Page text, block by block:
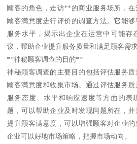
顾客的角色，走访**的商业服务场所，
顾客满意度进行评价的调查方法。它能
服务水平，揭示出企业在运营中可能存
议，帮助企业提升服务质量和满足顾客需求
**神秘顾客调查的目的**
神秘顾客调查的主要目的包括评估服务
顾客满意度和收集市场。通过评估服务
服务态度、水平和响应速度等方面的表
题，可以帮助企业及时发现问题所在，
提升顾客满意度，可以增强顾客对企业的
企业可以好地市场策略，把握市场动向。